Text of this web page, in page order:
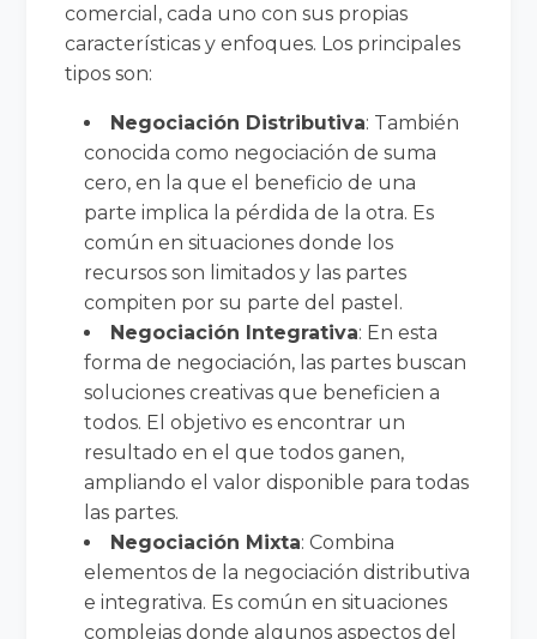
comercial, cada uno con sus propias
características y enfoques. Los principales
tipos son:
Negociación Distributiva: También
conocida como negociación de suma
cero, en la que el beneficio de una
parte implica la pérdida de la otra. Es
común en situaciones donde los
recursos son limitados y las partes
compiten por su parte del pastel.
Negociación Integrativa: En esta
forma de negociación, las partes buscan
soluciones creativas que beneficien a
todos. El objetivo es encontrar un
resultado en el que todos ganen,
ampliando el valor disponible para todas
las partes.
Negociación Mixta: Combina
elementos de la negociación distributiva
e integrativa. Es común en situaciones
complejas donde algunos aspectos del